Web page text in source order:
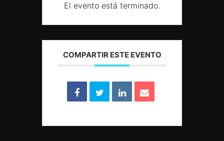
El evento está terminado.
COMPARTIR ESTE EVENTO